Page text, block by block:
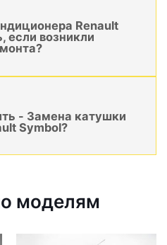
Renault
если возникли
- Замена катушки
Symbol?
моделям